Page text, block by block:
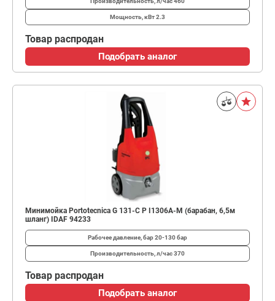
Мощность, кВт2.3
Товар распродан
Подобрать аналог
Минимойка Portotecnica G 131-C P I1306A-M (барабан, 6,5м
шланг) IDAF 94233
Рабочее давление, бар20-130 бар
Производительность, л/час370
Товар распродан
Подобрать аналог